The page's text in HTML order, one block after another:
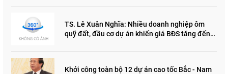
TS. Lê Xuân Nghĩa: Nhiều doanh nghiệp ôm
quỹ đất, đầu cơ dự án khiến giá BĐS tăng đến
Khởi công toàn bộ 12 dự án cao tốc Bắc - Nam